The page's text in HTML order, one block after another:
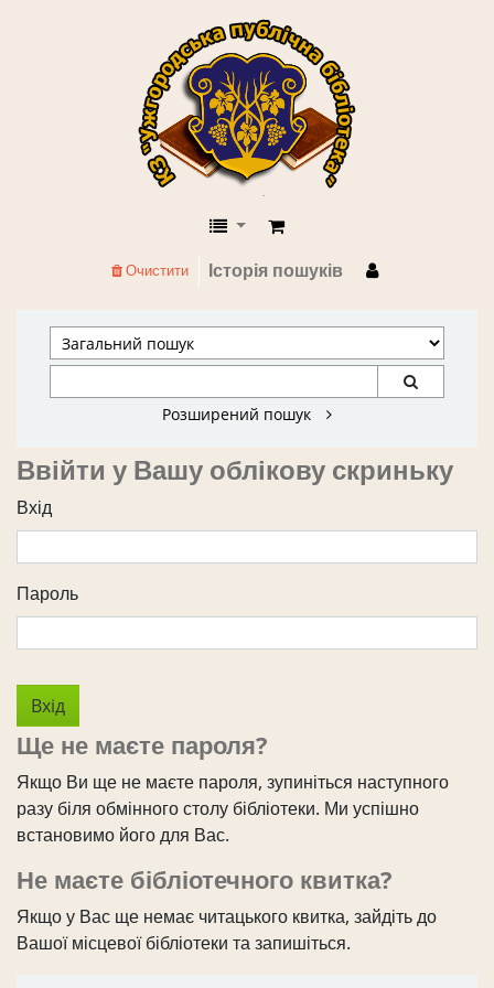
КЗ "Ужгородська публічна
Історія пошуків
Очистити
Розширений пошук
Ввійти у Вашу облікову скриньку
Вхід
Пароль
Ще не маєте пароля?
Якщо Ви ще не маєте пароля, зупиніться наступного
разу біля обмінного столу бібліотеки. Ми успішно
встановимо його для Вас.
Не маєте бібліотечного квитка?
Якщо у Вас ще немає читацького квитка, зайдіть до
Вашої місцевої бібліотеки та запишіться.